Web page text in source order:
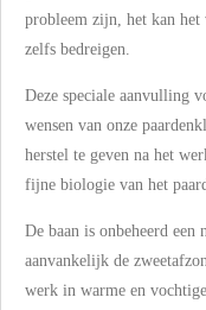
probleem zijn, het kan het
zelfs bedreigen.
Deze speciale aanvulling
wensen van onze
herstel te geven na het
fijne biologie van het
De baan is onbeheerd een
aanvankelijk de
werk in warme en